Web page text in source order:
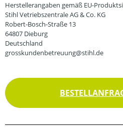
Herstellerangaben gemäß EU-
Stihl Vetriebszentrale AG & Co. KG
Robert-Bosch-Straße 13
64807 Dieburg
Deutschland
grosskundenbetreuung@stihl.de